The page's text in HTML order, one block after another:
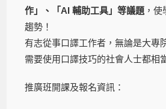
作」、「AI輔助工具」等議題 ，
趨勢！
有志從事口譯工作者，無論是大專
需要使用口譯技巧的社會人士都相
推廣班開課及報名資訊：